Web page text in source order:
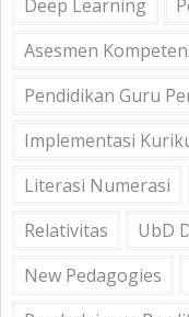
Deep Learning
Asesmen
Pendidikan Guru
Implementasi
Literasi Numerasi
Relativitas
UbD
New Pedagogies